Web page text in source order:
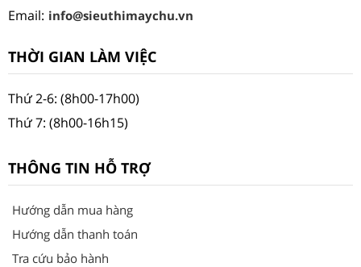
Email: info@sieuthimaychu.vn
THỜI GIAN LÀM VIỆC
Thứ 2-6: (8h00-17h00)
Thứ 7: (8h00-16h15)
THÔNG TIN HỖ TRỢ
Hướng dẫn mua hàng
Hướng dẫn thanh toán
Tra cứu bảo hành